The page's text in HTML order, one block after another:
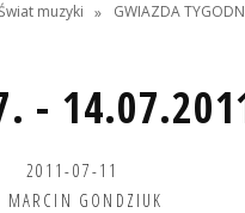
muzyki » GWIAZDA
-
2011-07-11
MARCIN GONDZIUK